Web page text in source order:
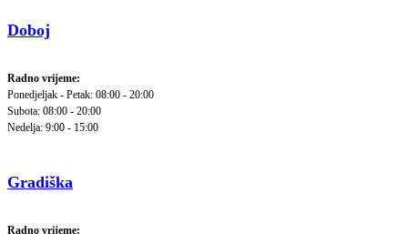
Doboj
Radno vrijeme:
Ponedjeljak - Petak: 08:00 - 20:00
Subota: 08:00 - 20:00
Nedelja: 9:00 - 15:00
Gradiška
Radno vrijeme: